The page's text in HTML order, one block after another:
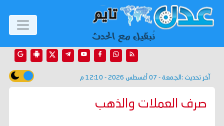
آخر تحديث : الجمعة - 07 أغسطس 2026 - 12:10 م
صرف العملات والذهب